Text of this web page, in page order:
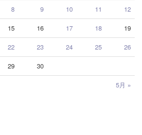
5月 »
8 9 10 11 12
15 16 17 18 19
22 23 24 25 26
29 30